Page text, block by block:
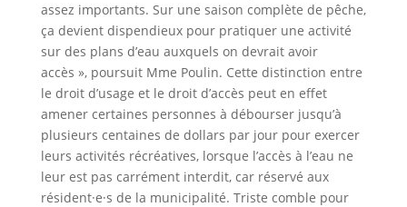
assez importants. Sur une saison complète de pêche,
ça devient dispendieux pour pratiquer une activité
sur des plans d’eau auxquels on devrait avoir
accès », poursuit Mme Poulin. Cette distinction entre
le droit d’usage et le droit d’accès peut en effet
amener certaines personnes à débourser jusqu’à
plusieurs centaines de dollars par jour pour exercer
leurs activités récréatives, lorsque l’accès à l’eau ne
leur est pas carrément interdit, car réservé aux
résident·e·s de la municipalité. Triste comble pour